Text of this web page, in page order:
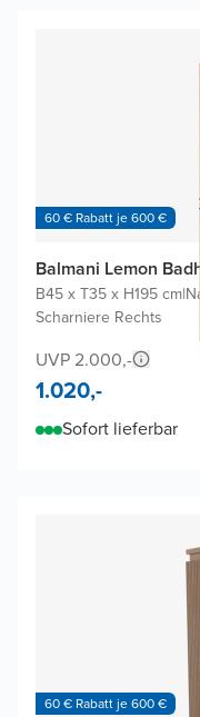
60 € Rabatt je 600 €
Balmani Lemon
B45 x T35 x H195 cm|
Scharniere Rechts
UVP 2.000,-
1.020,-
Sofort lieferbar
60 € Rabatt je 600 €